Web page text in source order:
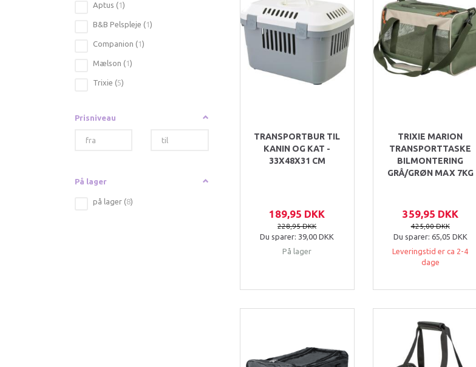
Aptus (1)
B&B Pelspleje (1)
Companion (1)
Mælson (1)
Trixie (5)
Prisniveau
På lager
på lager (8)
TRANSPORTBUR TIL
KANIN OG KAT -
33X48X31 CM
189,95 DKK
228,95 DKK
Du sparer: 39,00 DKK
På lager
TRIXIE MARION
TRANSPORTTASKE
BILMONTERING
GRÅ/GRØN MAX 7KG
359,95 DKK
425,00 DKK
Du sparer: 65,05 DKK
Leveringstid er ca 2-4
dage